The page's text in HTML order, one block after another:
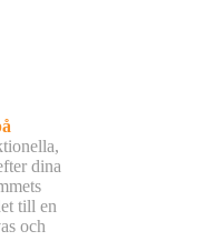
dina
till en
och